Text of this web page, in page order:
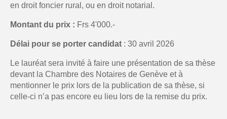
en droit foncier rural, ou en droit notarial.
Montant du prix : Frs 4'000.-
Délai pour se porter candidat : 30 avril 2026
Le lauréat sera invité à faire une présentation de sa thèse
devant la Chambre des Notaires de Genève et à
mentionner le prix lors de la publication de sa thèse, si
celle-ci n’a pas encore eu lieu lors de la remise du prix.